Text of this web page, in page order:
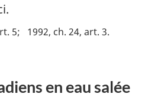
5 1992, ch. 24, art. 3
en eau salée